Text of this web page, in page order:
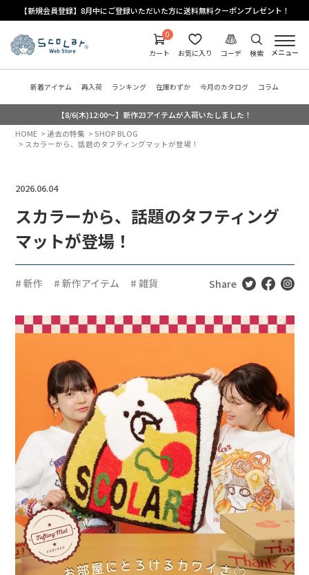
【新規会員登録】8月中にご登録いただいた方に送料無料クーポンプレゼント！
検索
コーデ
お気に入り
0
カート
メニュー
新着アイテム 再入荷 ランキング 在庫わずか 今月のカタログ コラム
【8/6(木)12:00～】新作23アイテムが入荷いたしました！
HOME 過去の特集
SHOP BLOG
スカラーから、話題のタフティングマットが登場！
2026.06.04
スカラーから、話題のタフティング
マットが登場！
# 新作 # 新作アイテム # 雑貨 Share